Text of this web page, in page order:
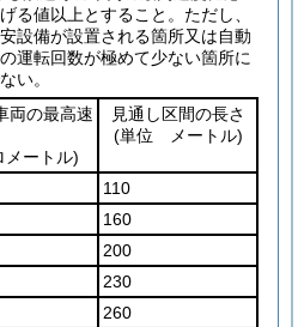
る値以上とすること。 ただし、
設備が設置される箇所又は自動
運転回数が極めて少ない箇所に
い。
両の最高速
ートル)
見通し区間の長さ
(単位 メートル)
110
160
200
230
260